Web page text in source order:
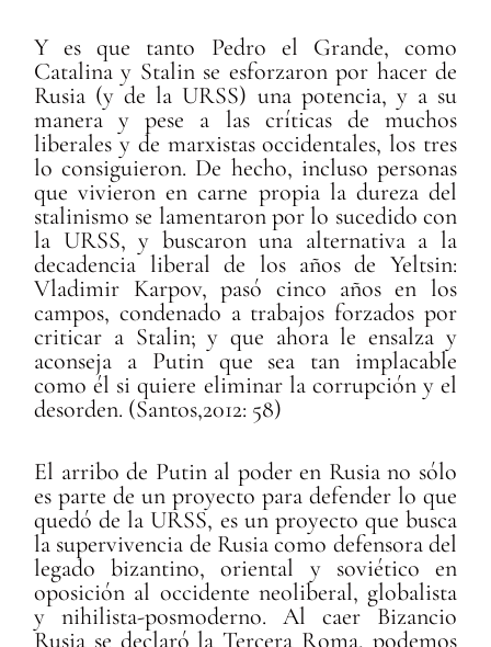
Y es que tanto Pedro el Grande, como
Catalina y Stalin se esforzaron por hacer de
Rusia (y de la URSS) una potencia, y a su
manera y pese a las críticas de muchos
liberales y de marxistas occidentales, los tres
lo consiguieron. De hecho, incluso personas
que vivieron en carne propia la dureza del
stalinismo se lamentaron por lo sucedido con
la URSS, y buscaron una alternativa a la
decadencia liberal de los años de Yeltsin:
Vladimir Karpov, pasó cinco años en los
campos, condenado a trabajos forzados por
criticar a Stalin; y que ahora le ensalza y
aconseja a Putin que sea tan implacable
como él si quiere eliminar la corrupción y el
desorden. (Santos,2012: 58)
El arribo de Putin al poder en Rusia no sólo
es parte de un proyecto para defender lo que
quedó de la URSS, es un proyecto que busca
la supervivencia de Rusia como defensora del
legado bizantino, oriental y soviético en
oposición al occidente neoliberal, globalista
y nihilista-posmoderno. Al caer Bizancio
Rusia se declaró la Tercera Roma, podemos